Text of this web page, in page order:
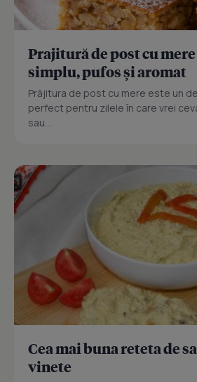
Prajitură de post cu
simplu, pufos și aromat
Prăjitura de post cu mere este un
perfect pentru zilele în care vrei
sau...
Cea mai buna reteta de
vinete